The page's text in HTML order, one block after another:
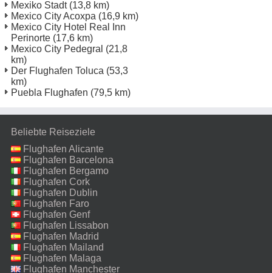
Mexiko Stadt(13,8 km)
Mexico City Acoxpa (16,9 km)
Mexico City Hotel Real Inn
Perinorte (17,6 km)
Mexico City Pedegral (21,8
km)
Der Flughafen Toluca (53,3
km)
Puebla Flughafen (79,5 km)
Beliebte Reiseziele
Flughafen Alicante
Flughafen Barcelona
Flughafen Bergamo
Flughafen Cork
Flughafen Dublin
Flughafen Faro
Flughafen Genf
Flughafen Lissabon
Flughafen Madrid
Flughafen Mailand
Malpensa
Flughafen Malaga
Flughafen Manchester